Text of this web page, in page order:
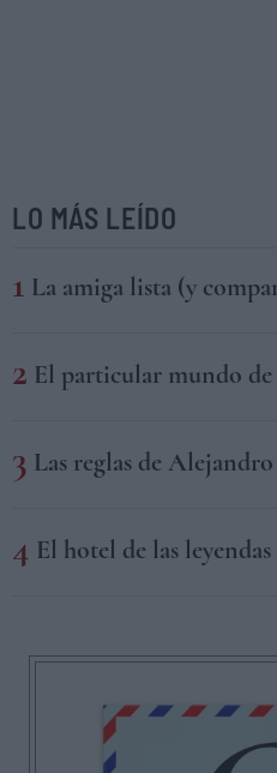
LO MÁS LEÍDO
La amiga lista (y
El particular mundo de
Las reglas de
El hotel de las leyendas